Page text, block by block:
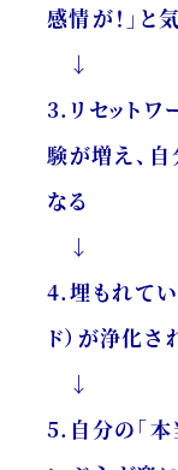
感情が！」と
↓
3.リセットワ
験が増え、
なる
↓
4.埋もれてい
ド）が浄化さ
↓
5.自分の「本